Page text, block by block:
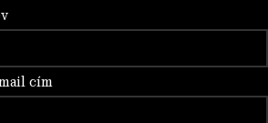
cím